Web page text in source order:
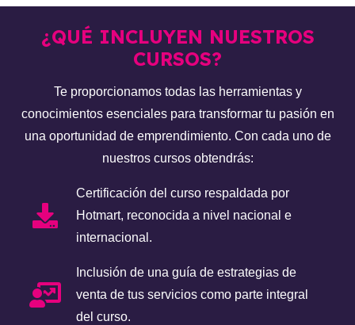
¿QUÉ INCLUYEN NUESTROS
CURSOS?
Te proporcionamos todas las herramientas y
conocimientos esenciales para transformar tu pasión en
una oportunidad de emprendimiento. Con cada uno de
nuestros cursos obtendrás:
Certificación del curso respaldada por
Hotmart, reconocida a nivel nacional e
internacional.
Inclusión de una guía de estrategias de
venta de tus servicios como parte integral
del curso.